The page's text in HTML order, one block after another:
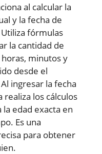
al calcular la
y la fecha de
fórmulas
la cantidad de
horas, minutos y
desde el
ingresar la fecha
realiza los cálculos
edad exacta en
Es una
para obtener